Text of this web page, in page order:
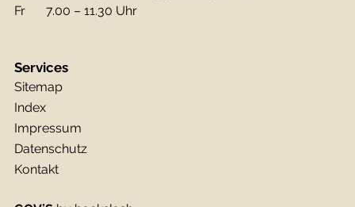
Fr
7.00 – 11.30 Uhr
Services
Sitemap
Index
Impressum
Datenschutz
Kontakt